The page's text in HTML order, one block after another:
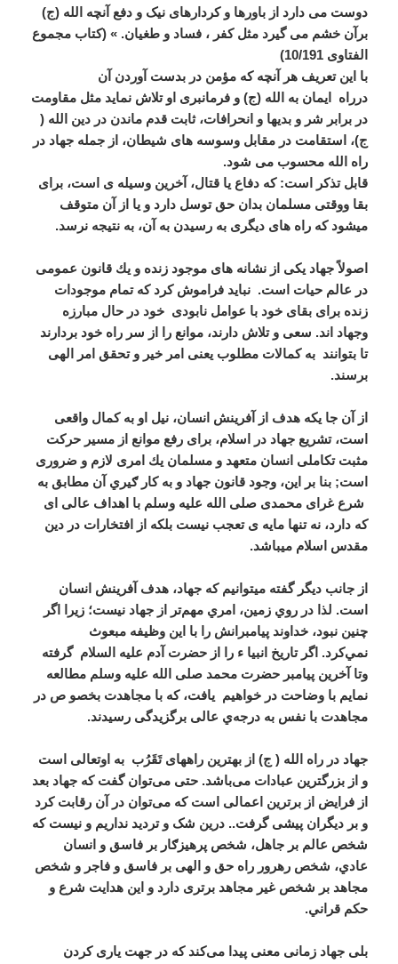
دوست می دارد از باورها و کردارهای نیک و دفع آنچه الله (ج)
برآن خشم می گیرد مثل کفر ، فساد و طغیان. » (کتاب مجموع
الفتاوی 10/191)
با این تعریف هر آنچه که مؤمن در بدست آوردن آن
درراه ایمان به الله (ج) و فرمانبری او تلاش نماید مثل مقاومت
در برابر شر و بدیها و انحرافات، ثابت قدم ماندن در دین الله (
ج)، استقامت در مقابل وسوسه های شیطان، از جمله جهاد در
راه الله محسوب می شود.
قابل تذکر است: که دفاع يا قتال، آخرين وسيله ی است، برای
بقا ووقتى مسلمان بدان حق توسل دارد و یا از آن متوقف
میشود كه راه هاى ديگری به رسیدن به آن، به نتيجه نرسد.
اصولاً جهاد يكى از نشانه هاى موجود زنده و يك قانون عمومى
در عالم حيات است. نباید فراموش کرد که تمام موجودات
زنده براى بقاى خود با عوامل نابودى خود در حال مبارزه
وجهاد اند. سعی و تلاش دارند، موانع را از سر راه خود بردارند
تا بتوانند به كمالات مطلوب یعنی امر خیر و تحقق امر الهی
برسند.
از آن جا يكه هدف از آفرينش انسان، نيل او به كمال واقعى
است، تشريع جهاد در اسلام، براى رفع موانع از مسير حركت
مثبت تكاملى انسان متعهد و مسلمان يك امرى لازم و ضرورى
است; بنا بر اين، وجود قانون جهاد و به كار ګیري آن مطابق به
شرع غرای محمدی صلی الله علیه وسلم با اهداف عالى اى
كه دارد، نه تنها مايه ى تعجب نيست بلكه از افتخارات در دین
مقدس اسلام میباشد.
از جانب دیگر گفته میتوانیم که جهاد، هدف آفرينش انسان
است. لذا در روي زمين، امري مهم‌تر از جهاد نيست؛ زيرا اگر
چنين نبود، خداوند پيامبرانش را با اين وظيفه مبعوث
نمي‌کرد. اگر تاریخ انبیا ء را از حضرت آدم علیه السلام گرفته
وتا آخرین پیامبر حضرت محمد صلی الله علیه وسلم مطالعه
نمایم با وضاحت در خواهیم یافت، که با مجاهدت بخصو ص در
مجاهدت با نفس به درجه‌ي عالی برگزيدگی رسيدند.
جهاد در راه الله ( ج) از بهترین راههای تَقَرُب به اوتعالی است
و از بزرگترین عبادات می‌باشد. حتی می‌توان گفت که جهاد بعد
از فرایض از برترین اعمالی است که می‌توان در آن رقابت کرد
و بر دیگران پیشی گرفت.. درین شک و تردید نداریم و نیست که
شخص عالم بر جاهل، شخص پرهیزګار بر فاسق و انسان
عادي، شخص رهرور راه حق و الهی بر فاسق و فاجر و شخص
مجاهد بر شخص غیر مجاهد برتری دارد و این هدایت شرع و
حکم قراني.
بلی جهاد زمانی معنی پیدا می‌کند که در جهت یاری کردن